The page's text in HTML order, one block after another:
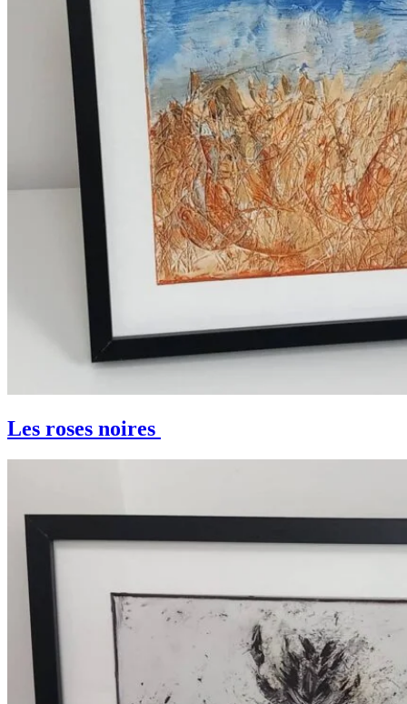
Les roses noires